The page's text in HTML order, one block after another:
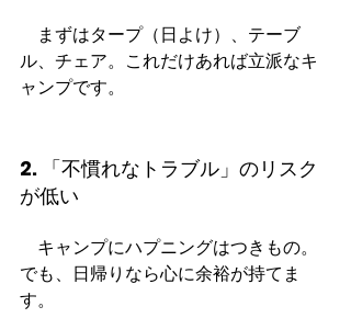
まずはタープ（日よけ）、テーブ
ル、チェア。これだけあれば立派なキ
ャンプです。
2. 「不慣れなトラブル」のリスク
が低い
キャンプにハプニングはつきもの。
でも、日帰りなら心に余裕が持てま
す。